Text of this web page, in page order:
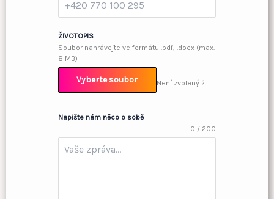
ŽIVOTOPIS
Soubor nahrávejte ve formátu .pdf, .docx (max.
8 MB)
Vyberte soubor
Napište nám něco o sobě
0 / 200